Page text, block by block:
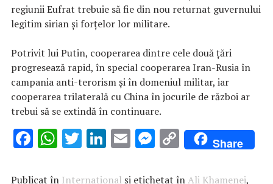
regiunii Eufrat trebuie să fie din nou returnat guvernului
legitim sirian și forțelor lor militare.
Potrivit lui Putin, cooperarea dintre cele două ţări
progresează rapid, în special cooperarea Iran-Rusia în
campania anti-terorism și în domeniul militar, iar
cooperarea trilaterală cu China în jocurile de război ar
trebui să se extindă în continuare.
F
e
W
at
T
it
Li
k
E
ai
M
se
C
o
p
Share
Publicat în International și etichetat înAli Khamenei,